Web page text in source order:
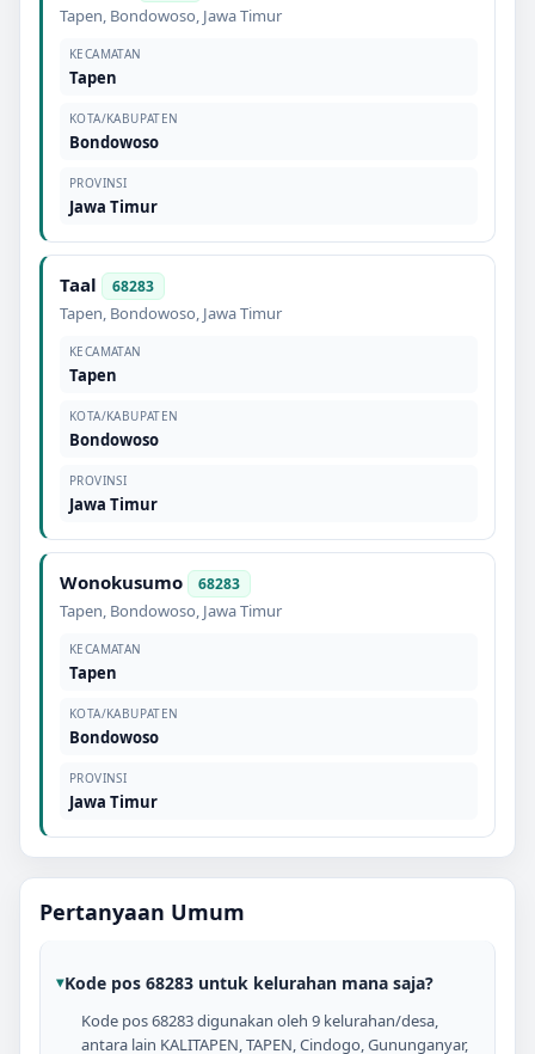
Tapen, Bondowoso, Jawa Timur
KECAMATAN
Tapen
KOTA/KABUPATEN
Bondowoso
PROVINSI
Jawa Timur
Taal 68283
Tapen, Bondowoso, Jawa Timur
KECAMATAN
Tapen
KOTA/KABUPATEN
Bondowoso
PROVINSI
Jawa Timur
Wonokusumo 68283
Tapen, Bondowoso, Jawa Timur
KECAMATAN
Tapen
KOTA/KABUPATEN
Bondowoso
PROVINSI
Jawa Timur
Pertanyaan Umum
Kode pos 68283 untuk kelurahan mana saja?
Kode pos 68283 digunakan oleh 9 kelurahan/desa,
antara lain KALITAPEN, TAPEN, Cindogo, Gununganyar,